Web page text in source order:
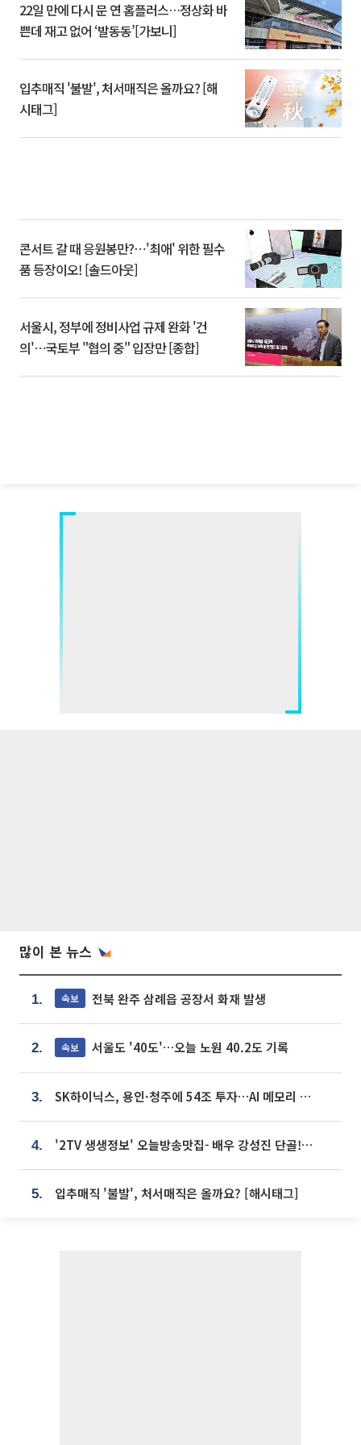
22일 만에 다시 문 연 홈플러스…정상화 바
쁜데 재고 없어 ‘발동동’[가보니]
입추매직 '불발', 처서매직은 올까요? [해
시태그]
콘서트 갈 때 응원봉만?⋯'최애' 위한 필수
품 등장이오! [솔드아웃]
서울시, 정부에 정비사업 규제 완화 '건
의'⋯국토부 "협의 중" 입장만 [종합]
많이 본 뉴스
1. 속보 전북 완주 삼례읍 공장서 화재 발생
2. 속보 서울도 '40도'…오늘 노원 40.2도 기록
3. SK하이닉스, 용인·청주에 54조 투자…AI 메모리 생산기지 키운다
4. '2TV 생생정보' 오늘방송맛집- 배우 강성진 단골! 쌀국수ㆍ푸팟퐁 커리 맛집 '블○○○'
5. 입추매직 '불발', 처서매직은 올까요? [해시태그]